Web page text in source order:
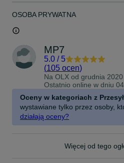
OSOBA PRYWATNA
MP7
5.0 / 5
(105 ocen)
Na OLX od grudnia 2020
Ostatnio online w dniu
Oceny w kategoriach z
wystawiane tylko przez osoby,
działają oceny?
Więcej od tego